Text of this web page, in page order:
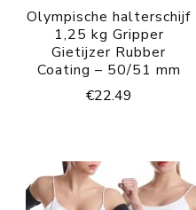
Olympische halterschijf
1,25 kg Gripper
Gietijzer Rubber
Coating – 50/51 mm
€22.49